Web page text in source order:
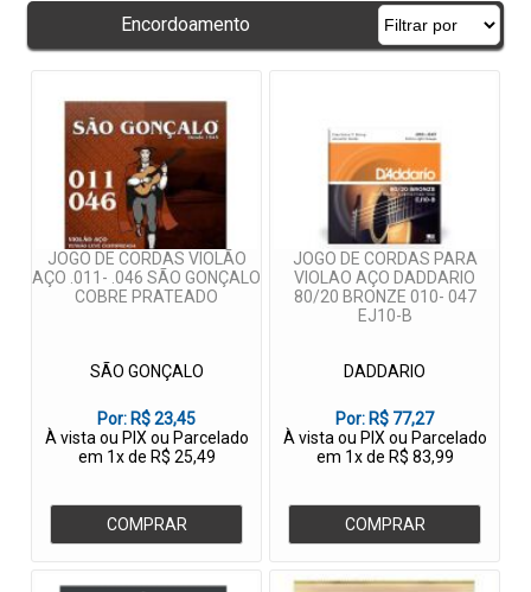
Encordoamento
JOGO DE CORDAS VIOLÃO
AÇO .011- .046 SÃO GONÇALO
COBRE PRATEADO
SÃO GONÇALO
Por: R$ 23,45
À vista ou PIX ou Parcelado
em 1x de R$ 25,49
COMPRAR
JOGO DE CORDAS PARA
VIOLAO AÇO DADDARIO
80/20 BRONZE 010- 047
EJ10-B
DADDARIO
Por: R$ 77,27
À vista ou PIX ou Parcelado
em 1x de R$ 83,99
COMPRAR